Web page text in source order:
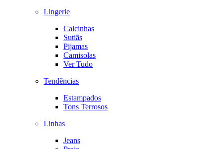
Lingerie
Calcinhas
Sutiãs
Pijamas
Camisolas
Ver Tudo
Tendências
Estampados
Tons Terrosos
Linhas
Jeans